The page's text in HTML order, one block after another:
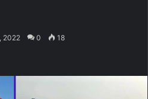
2022 0 18